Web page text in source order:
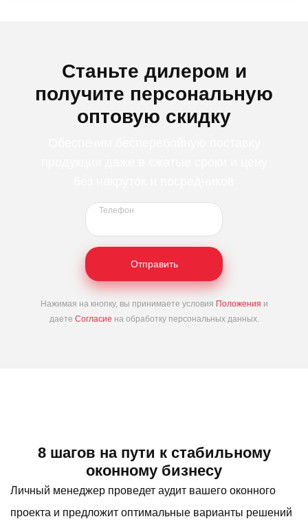
Станьте дилером и
получите персональную
оптовую скидку
Телефон
Отправить
Нажимая на кнопку, вы принимаете условия Положения и
даете Согласие на обработку персональных данных.
8 шагов на пути к стабильному
оконному бизнесу
Личный менеджер проведет аудит вашего оконного
проекта и предложит оптимальные варианты решений